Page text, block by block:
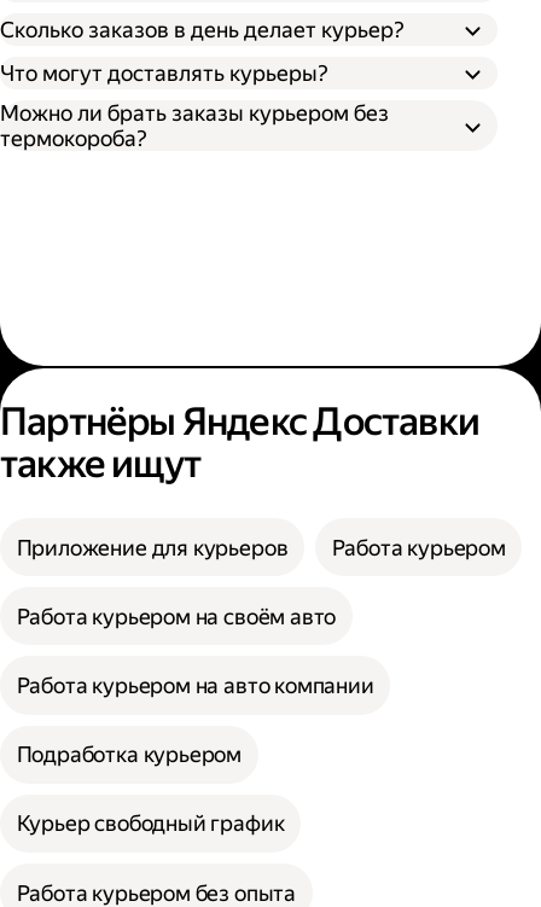
Сколько заказов в день делает курьер?
Что могут доставлять курьеры?
Можно ли брать заказы курьером без
термокороба?
Партнёры Яндекс Доставки
также ищут
Приложение для курьеров Работа курьером
Работа курьером на своём авто
Работа курьером на авто компании
Подработка курьером
Курьер свободный график
Работа курьером без опыта